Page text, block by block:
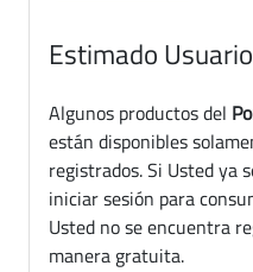
Estimado Usuario
Algunos productos del
están disponibles
registrados. Si Usted ya
iniciar sesión para
Usted no se encuentra
manera gratuita.